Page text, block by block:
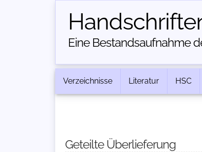
Eine Bestandsaufnahme
Verzeichnisse Literatur HSC
Geteilte Überlieferung